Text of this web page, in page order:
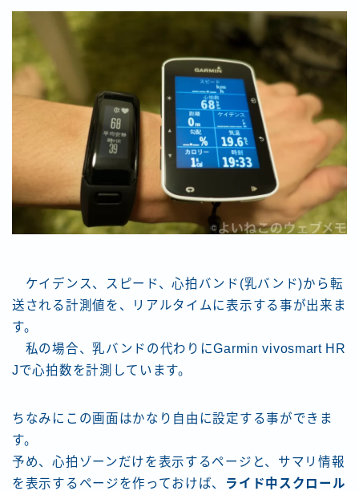
ケイデンス、スピード、心拍バンド(乳バンド)から転
送される計測値を、リアルタイムに表示する事が出来ま
す。
私の場合、乳バンドの代わりにGarmin vivosmart HR
Jで心拍数を計測しています。
ちなみにこの画面はかなり自由に設定する事ができま
す。
予め、心拍ゾーンだけを表示するページと、サマリ情報
を表示するページを作っておけば、
ライド中スクロール